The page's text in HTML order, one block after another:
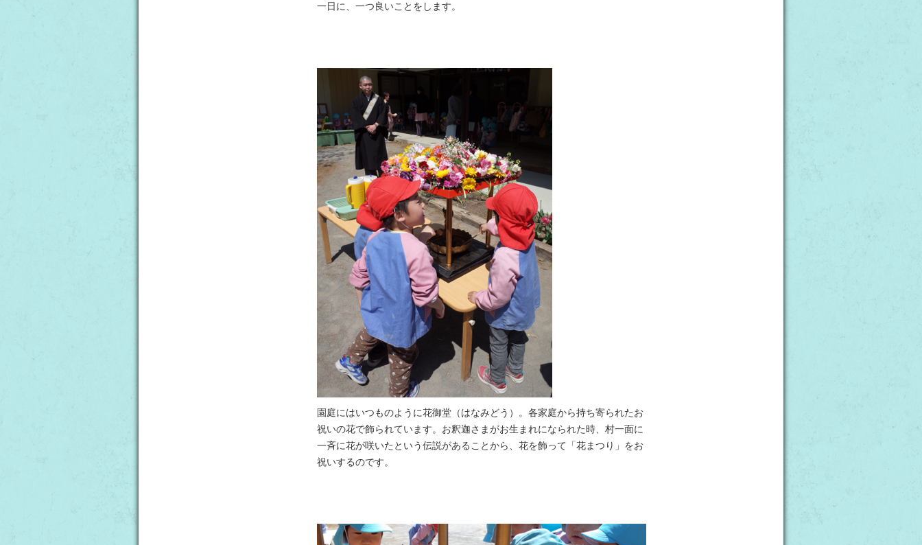
一日に、一つ良いことをします。
園庭にはいつものように花御堂（はなみどう）。各家庭から持ち寄られたお
祝いの花で飾られています。お釈迦さまがお生まれになられた時、村一面に
一斉に花が咲いたという伝説があることから、花を飾って「花まつり」をお
祝いするのです。